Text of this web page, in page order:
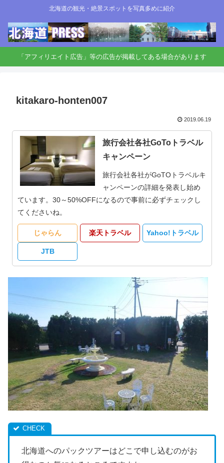
北海道の観光・絶景スポットを写真多めに紹介
「アフィリエイト広告」等の広告が掲載してある場合があります
kitakaro-honten007
2019.06.19
旅行会社各社GoToトラベル
キャンペーン
旅行会社各社がGoTOトラベルキ
ャンペーンの詳細を発表し始め
ています。30～50%OFFになるので事前に必ずチェックし
てくださいね。
じゃらん 楽天トラベル Yahoo!トラベル
JTB
北海道へのパックツアーはどこで申し込むのがお